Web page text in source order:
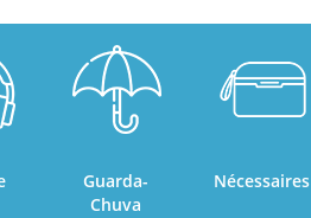
Guarda-
Chuva
Nécessaires